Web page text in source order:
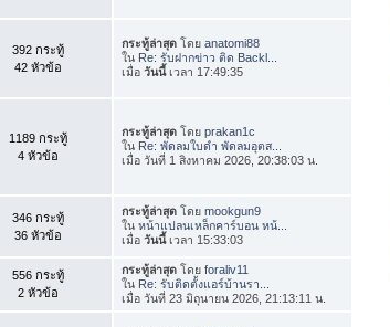
392 กระทู้
42 หัวข้อ
กระทู้ล่าสุด โดยanatomi88
ใน Re: รับฝากข่าว ติด Backl...
เมื่อวันนี้เวลา 17:49:35
1189 กระทู้
4 หัวข้อ
กระทู้ล่าสุด โดยprakan1c
ใน Re: พัดลมใบดำ พัดลมอุตส...
เมื่อ วันที่ 1 สิงหาคม 2026, 20:38:03 น.
346 กระทู้
36 หัวข้อ
กระทู้ล่าสุด โดยmookgun9
ในหน้าแปลนเหล็กคาร์บอน หน้...
เมื่อวันนี้เวลา 15:33:03
556 กระทู้
2 หัวข้อ
กระทู้ล่าสุด โดยforaliv11
ใน Re: รับติดตั้งแอร์บ้านรา...
เมื่อ วันที่ 23 มิถุนายน 2026, 21:13:11 น.